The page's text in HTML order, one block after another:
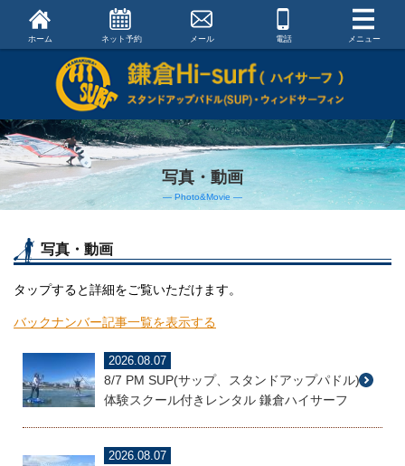
ホーム ネット予約 メール 電話 メニュー
写真・動画
― Photo&Movie ―
写真・動画
タップすると詳細をご覧いただけます。
バックナンバー記事一覧を表示する
2026.08.07
8/7 PM SUP(サップ、スタンドアップパドル)
体験スクール付きレンタル 鎌倉ハイサーフ
2026.08.07